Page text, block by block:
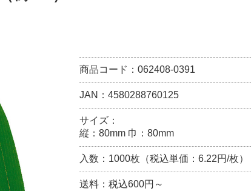
商品コード：062408-0391
JAN：4580288760125
サイズ：
縦：80mm 巾：80mm
入数：1000枚（税込単価：6.22円/枚）
送料：税込600円～